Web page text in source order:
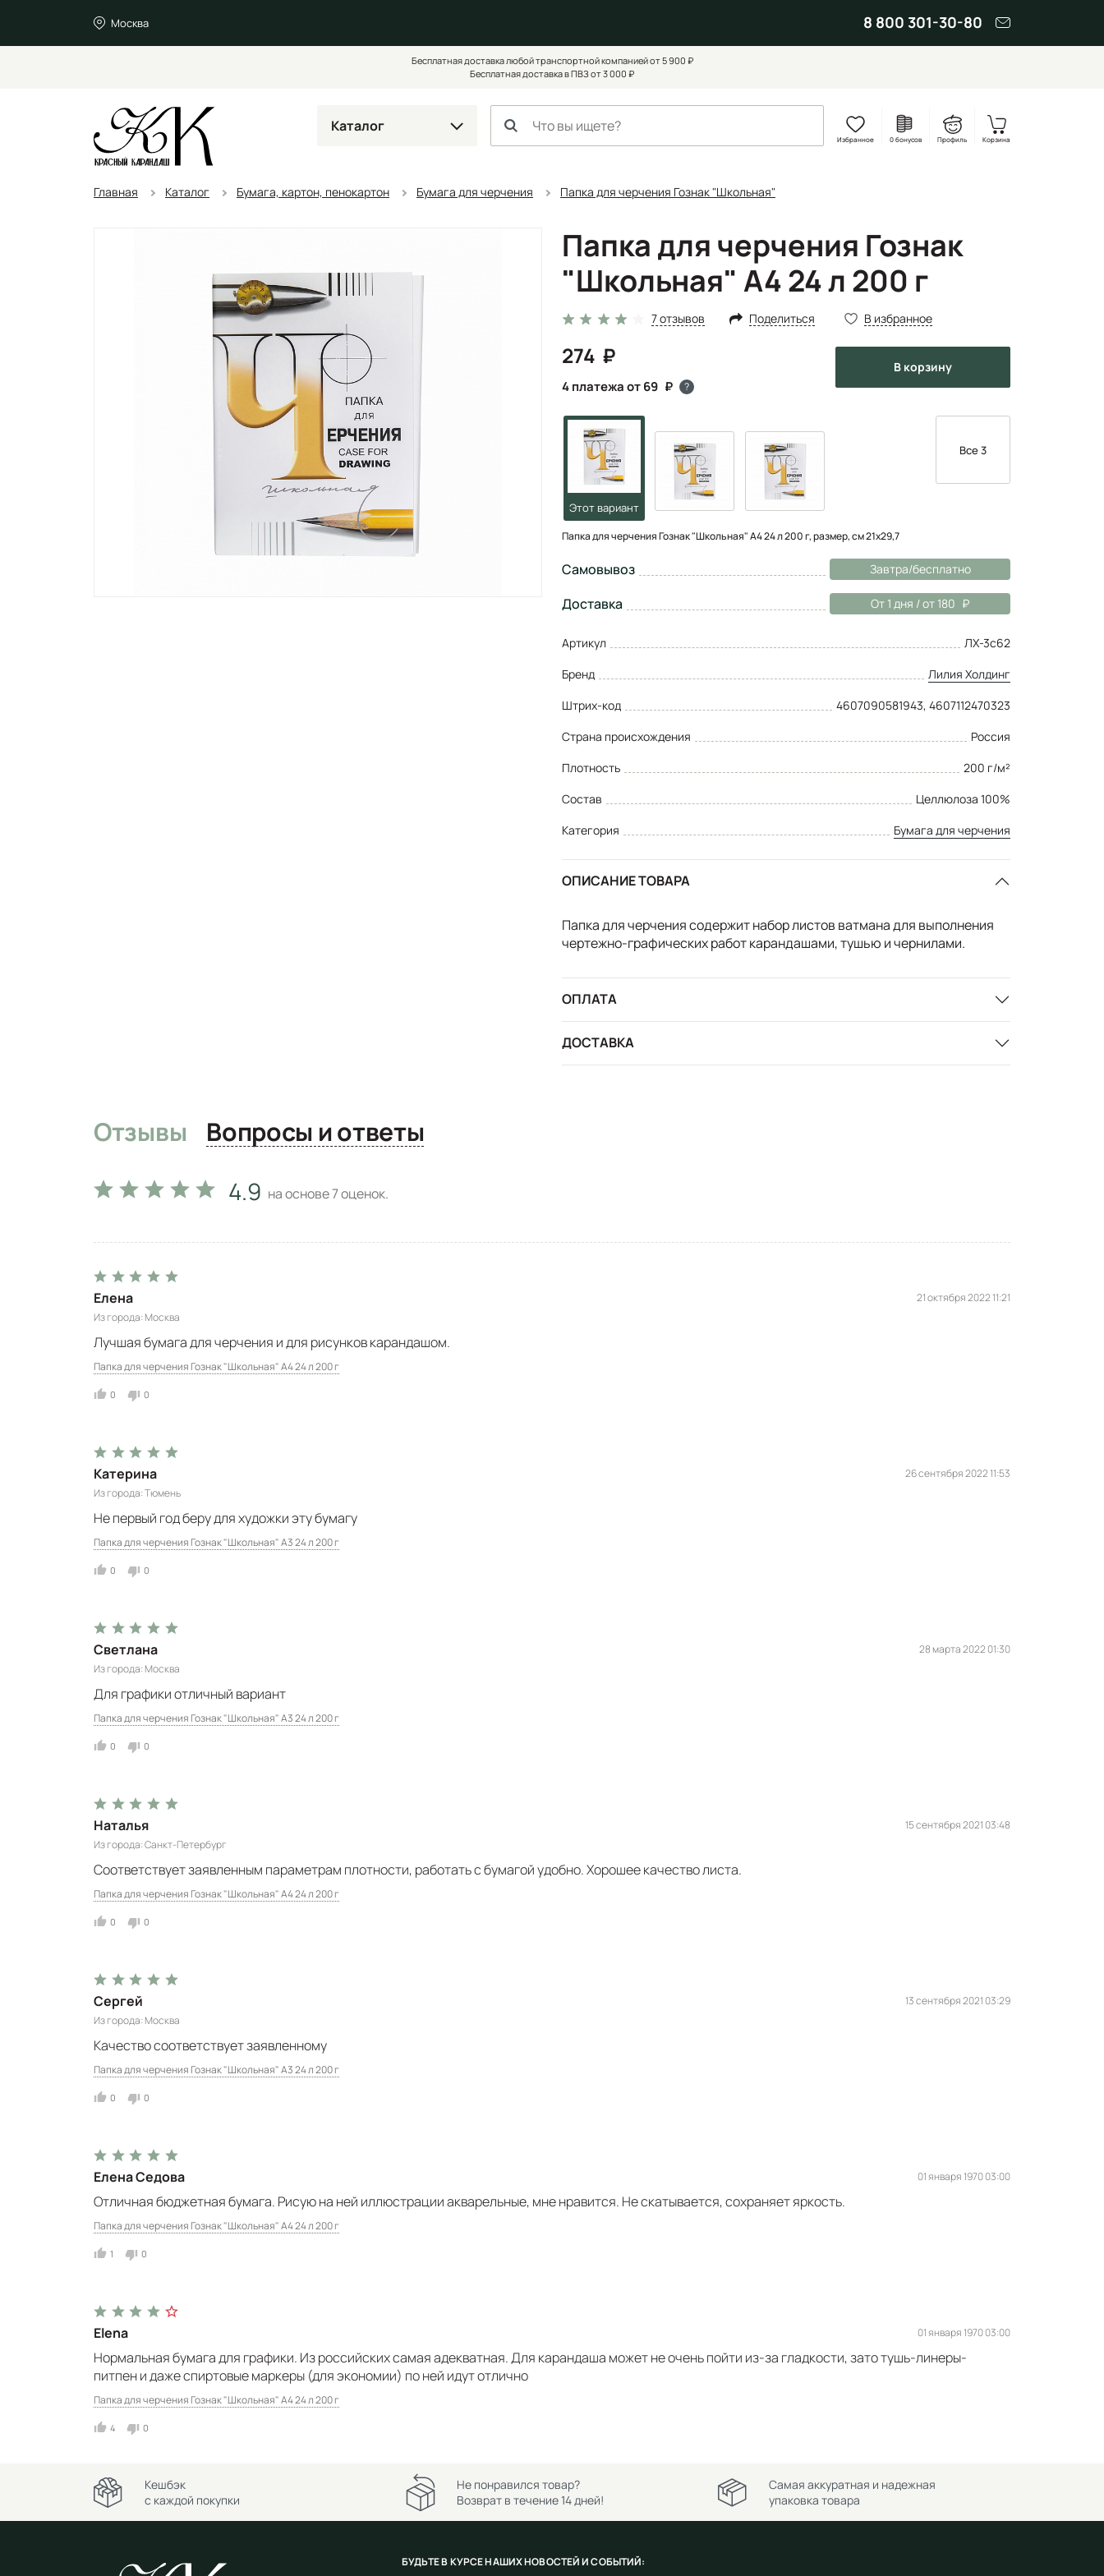
Москва 8 800 301-30-80
Бесплатная доставка любой транспортной компанией от 5 900 ₽
Бесплатная доставка в ПВЗ от 3 000 ₽
Каталог
Избранное 0 бонусов Профиль Корзина
Главная Каталог Бумага, картон, пенокартон Бумага для черчения Папка для черчения Гознак "Школьная"
Папка для черчения Гознак
"Школьная" А4 24 л 200 г
7 отзывов Поделиться В избранное
274
4 платежа от 69 ?
в корзину
Все 3
Папка для черчения Гознак "Школьная" А4 24 л 200 г, размер, см 21х29,7
Самовывоз Завтра/бесплатно
Доставка От 1 дня / от 180
Артикул
ЛХ-3с62
Бренд
Лилия Холдинг
Штрих-код
4607090581943, 4607112470323
Страна происхождения
Россия
Плотность
200 г/м²
Состав
Целлюлоза 100%
Категория
Бумага для черчения
ОПИСАНИЕ ТОВАРА
Папка для черчения содержит набор листов ватмана для выполнения
чертежно-графических работ карандашами, тушью и чернилами.
ОПЛАТА
ДОСТАВКА
Отзывы Вопросы и ответы
4.9 на основе7оценок.
Елена
Из города Москва
21 октября 2022 11:21
Лучшая бумага для черчения и для рисунков карандашом.
Папка для черчения Гознак "Школьная" А4 24 л 200 г
0 0
Катерина
Из города Тюмень
26 сентября 2022 11:53
Не первый год беру для художки эту бумагу
Папка для черчения Гознак "Школьная" А3 24 л 200 г
0 0
Светлана
Из города Москва
28 марта 2022 01:30
Для графики отличный вариант
Папка для черчения Гознак "Школьная" А3 24 л 200 г
0 0
Наталья
Из города Санкт-Петербург
15 сентября 2021 03:48
Соответствует заявленным параметрам плотности, работать с бумагой удобно. Хорошее качество листа.
Папка для черчения Гознак "Школьная" А4 24 л 200 г
0 0
Сергей
Из города Москва
13 сентября 2021 03:29
Качество соответствует заявленному
Папка для черчения Гознак "Школьная" А3 24 л 200 г
0 0
Елена Седова 01 января 1970 03:00
Отличная бюджетная бумага. Рисую на ней иллюстрации акварельные, мне нравится. Не скатывается, сохраняет яркость.
Папка для черчения Гознак "Школьная" А4 24 л 200 г
1 0
Elena 01 января 1970 03:00
Нормальная бумага для графики. Из российских самая адекватная. Для карандаша может не очень пойти из-за гладкости, зато тушь-линеры-
питпен и даже спиртовые маркеры (для экономии) по ней идут отлично
Папка для черчения Гознак "Школьная" А4 24 л 200 г
4 0
Кешбэк
с каждой покупки
Не понравился товар?
Возврат в течение 14 дней!
Самая аккуратная и надежная
упаковка товара
БУДЬТЕ В КУРСЕ НАШИХ НОВОСТЕЙ И СОБЫТИЙ: